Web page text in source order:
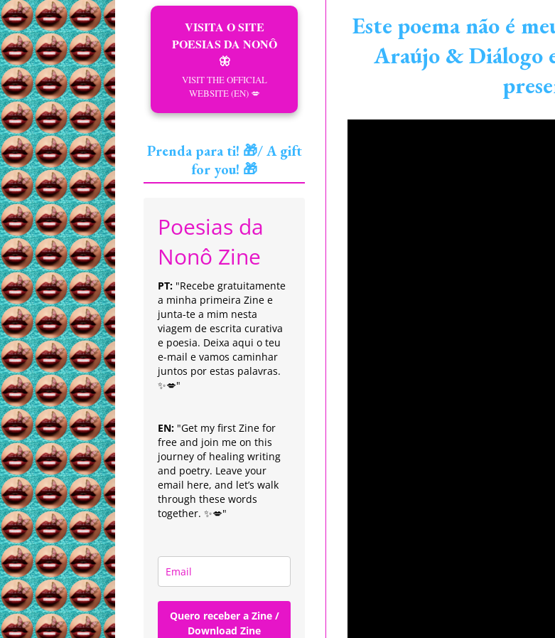
Este poema não é
Araújo & Diálogo
VISITA O SITE
POESIAS DA NONÔ
🦋
VISIT THE OFFICIAL
WEBSITE (EN) 💋
Prenda para ti! 🎁/ A gift
for you! 🎁
Poesias da
Nonô Zine
PT: "Recebe gratuitamente
a minha primeira Zine e
junta-te a mim nesta
viagem de escrita curativa
e poesia. Deixa aqui o teu
e-mail e vamos caminhar
juntos por estas palavras.
✨💋"
EN: "Get my first Zine for
free and join me on this
journey of healing writing
and poetry. Leave your
email here, and let’s walk
through these words
together. ✨💋"
Quero receber a Zine /
Download Zine